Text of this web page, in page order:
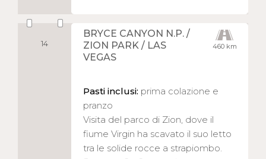
14 460 km
BRYCE CANYON N.P. /
ZION PARK / LAS
VEGAS
Pasti inclusi: prima colazione e
pranzo
Visita del parco di Zion, dove il
fiume Virgin ha scavato il suo letto
tra le solide rocce a strapiombo.